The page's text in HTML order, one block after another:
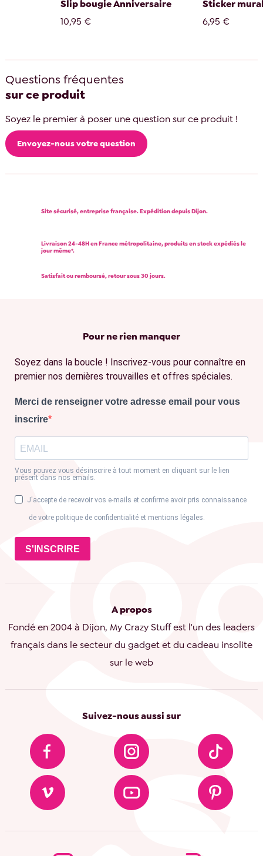
Slip bougie Anniversaire
10,95 €
Sticker
6,95 €
Questions fréquentes
sur ce produit
Soyez le premier à poser une question sur ce produit !
Envoyez-nous votre question
Site sécurisé, entreprise française. Expédition depuis Dijon.
Livraison 24-48H en France métropolitaine, produits en stock expédiés le
jour même*.
Satisfait ou remboursé, retour sous 30 jours.
Pour ne rien manquer
Soyez dans la boucle ! Inscrivez-vous pour connaître en
premier nos dernières trouvailles et offres spéciales.
Merci de renseigner votre adresse email pour vous
inscrire
Vous pouvez vous désinscrire à tout moment en cliquant sur le lien
présent dans nos emails.
J'accepte de recevoir vos e-mails et confirme avoir pris connaissance
de votre politique de confidentialité et mentions légales.
S'INSCRIRE
A propos
Fondé en 2004 à Dijon, My Crazy Stuff est l'un des leaders
français dans le secteur du gadget et du cadeau insolite
sur le web
Suivez-nous aussi sur